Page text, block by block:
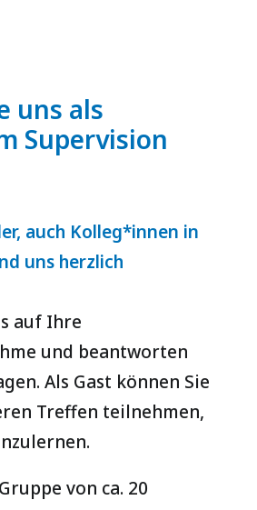
uns als
Supervision
auch Kolleg*innen in
uns herzlich
auf Ihre
und beantworten
Als Gast können Sie
Treffen teilnehmen,
von ca. 20